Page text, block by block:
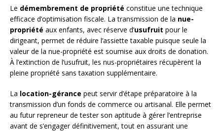
Le démembrement de propriété constitue une technique
efficace d’optimisation fiscale. La transmission de la nue-
propriété aux enfants, avec réserve d’usufruit pour le
dirigeant, permet de réduire l’assiette taxable puisque seule la
valeur de la nue-propriété est soumise aux droits de donation.
À l’extinction de l’usufruit, les nus-propriétaires récupèrent la
pleine propriété sans taxation supplémentaire.
La location-gérance peut servir d’étape préparatoire à la
transmission d’un fonds de commerce ou artisanal. Elle permet
au futur repreneur de tester son aptitude à gérer l’entreprise
avant de s’engager définitivement, tout en assurant une